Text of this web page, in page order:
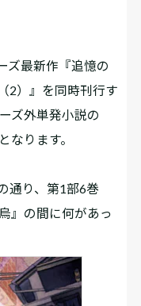
ズ最新作『追憶の
2）』を同時刊行す
ズ外単発小説の
なります。
通り、第1部6巻
』の間に何があっ